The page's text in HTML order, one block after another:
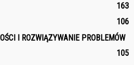
163
106
I ROZWIĄZYWANIE PROBLEMÓW
105